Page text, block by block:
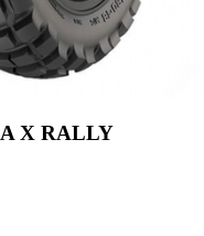
X RALLY